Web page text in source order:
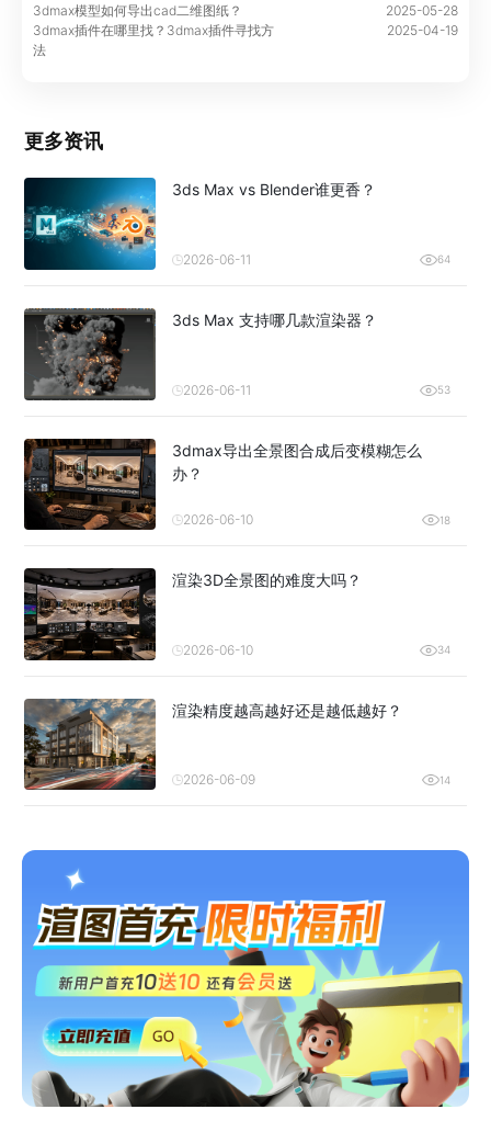
3dmax模型如何导出cad二维图纸？
2025-05-28
3dmax插件在哪里找？3dmax插件寻找方
法
2025-04-19
更多资讯
3ds Max vs Blender谁更香？
2026-06-11 64
3ds Max 支持哪几款渲染器？
2026-06-11 53
3dmax导出全景图合成后变模糊怎么
办？
2026-06-10 18
渲染3D全景图的难度大吗？
2026-06-10 34
渲染精度越高越好还是越低越好？
2026-06-09 14